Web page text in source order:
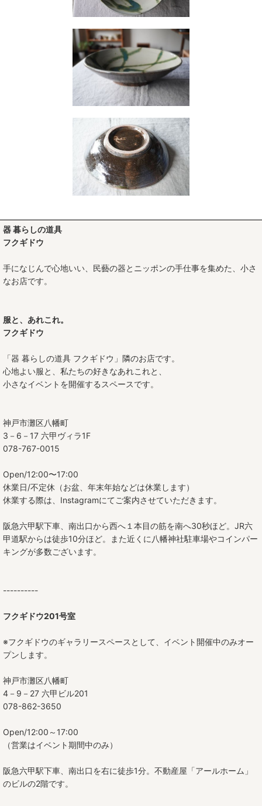
器 暮らしの道具
フクギドウ
手になじんで心地いい、民藝の器とニッポンの手仕事を集めた、小さ
なお店です。
服と、あれこれ。
フクギドウ
「器 暮らしの道具 フクギドウ」隣のお店です。
心地よい服と、私たちの好きなあれこれと、
小さなイベントを開催するスペースです。
神戸市灘区八幡町
3－6－17 六甲ヴィラ1F
078-767-0015
Open/12:00〜17:00
休業日/不定休（お盆、年末年始などは休業します）
休業する際は、Instagramにてご案内させていただきます。
阪急六甲駅下車、南出口から西へ１本目の筋を南へ30秒ほど。JR六
甲道駅からは徒歩10分ほど。また近くに八幡神社駐車場やコインパー
キングが多数ございます。
----------
フクギドウ201号室
※フクギドウのギャラリースペースとして、イベント開催中のみオー
プンします。
神戸市灘区八幡町
4－9－27 六甲ビル201
078-862-3650
Open/12:00～17:00
（営業はイベント期間中のみ）
阪急六甲駅下車、南出口を右に徒歩1分。不動産屋「アールホーム」
のビルの2階です。